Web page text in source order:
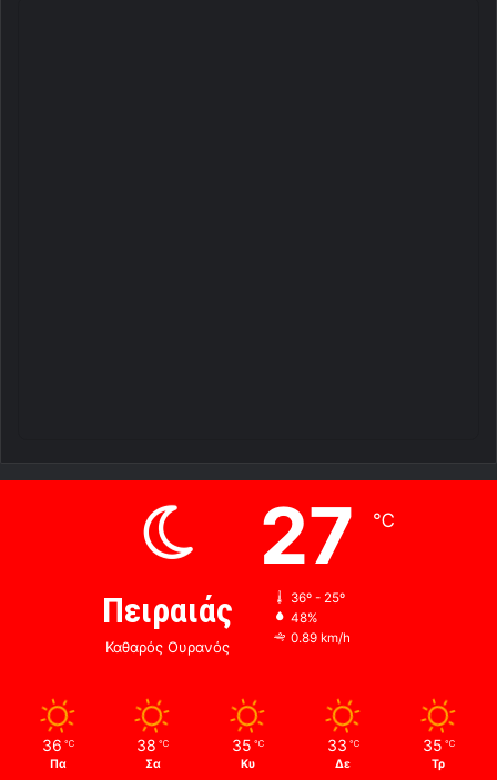
Πειραιάς
Καθαρός Ουρανός
27 ℃
36º - 25º
48%
0.89 km/h
36 ℃
Πα
38 ℃
Σα
35 ℃
Κυ
33 ℃
Δε
35 ℃
Τρ